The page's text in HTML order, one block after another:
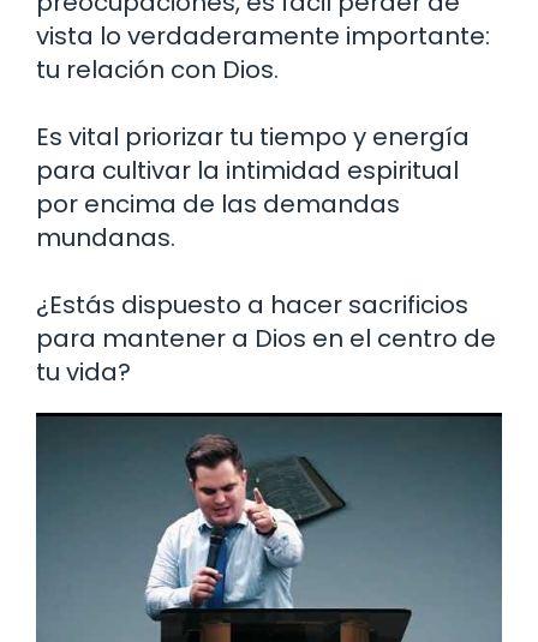
vista lo verdaderamente importante:
tu relación con Dios.
Es vital priorizar tu tiempo y energía
para cultivar la intimidad espiritual
por encima de las demandas
mundanas.
¿Estás dispuesto a hacer sacrificios
para mantener a Dios en el centro de
tu vida?